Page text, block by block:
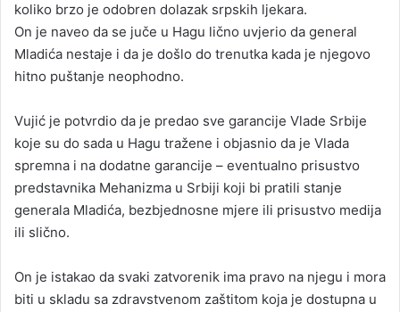
koliko brzo je odobren dolazak srpskih ljekara.
On je naveo da se juče u Hagu lično uvjerio da general
Mladića nestaje i da je došlo do trenutka kada je njegovo
hitno puštanje neophodno.
Vujić je potvrdio da je predao sve garancije Vlade Srbije
koje su do sada u Hagu tražene i objasnio da je Vlada
spremna i na dodatne garancije – eventualno prisustvo
predstavnika Mehanizma u Srbiji koji bi pratili stanje
generala Mladića, bezbjednosne mjere ili prisustvo medija
ili slično.
On je istakao da svaki zatvorenik ima pravo na njegu i mora
biti u skladu sa zdravstvenom zaštitom koja je dostupna u